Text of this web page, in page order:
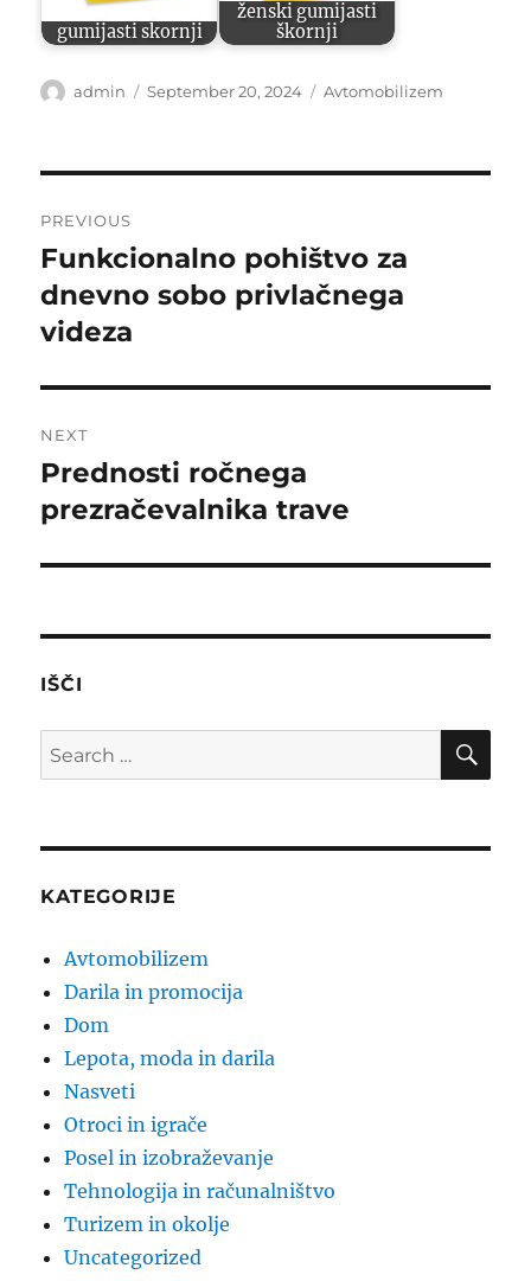
gumijasti skornji
ženski gumijasti
škornji
Author
admin
Posted
September 20, 2024 Categories
Avtomobilizem
navigation
PREVIOUS
Previous
post:
Funkcionalno pohištvo za
dnevno sobo privlačnega
videza
NEXT
Next
post:
Prednosti ročnega
prezračevalnika trave
IŠČI
Search
for:
KATEGORIJE
Avtomobilizem
Darila in promocija
Dom
Lepota, moda in darila
Nasveti
Otroci in igrače
Posel in izobraževanje
Tehnologija in računalništvo
Turizem in okolje
Uncategorized